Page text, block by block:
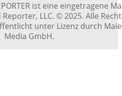
ist eine eingetragene
LLC. © 2025. Alle
unter Lizenz durch
Media GmbH.